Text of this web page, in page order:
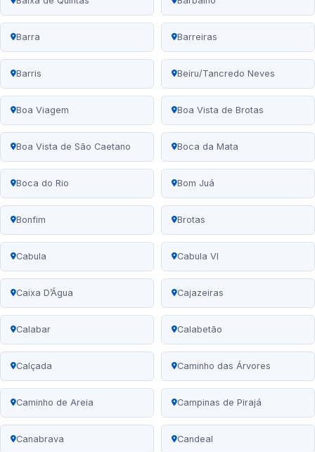
Barra Barreiras
Barris Beiru/Tancredo Neves
Boa Viagem Boa Vista de Brotas
Boa Vista de São Caetano Boca da Mata
Boca do Rio Bom Juá
Bonfim Brotas
Cabula Cabula VI
Caixa D’Água Cajazeiras
Calabar Calabetão
Calçada Caminho das Árvores
Caminho de Areia Campinas de Pirajá
Canabrava Candeal